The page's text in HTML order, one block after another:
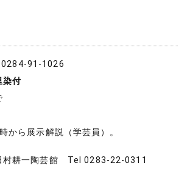
91-1026
染付
から展示解説（学芸員）。
村耕一陶芸館 Tel 0283-22-0311